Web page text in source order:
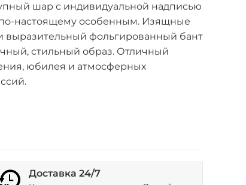
шар с индивидуальной надписью
настоящему особенным. Изящные
выразительный фольгированный бант
стильный образ. Отличный
юбилея и атмосферных
Доставка 24/7